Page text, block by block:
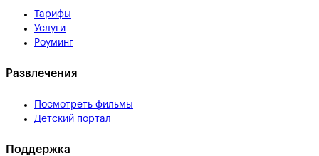
Тарифы
Услуги
Роуминг
Развлечения
Посмотреть фильмы
Детский портал
Поддержка